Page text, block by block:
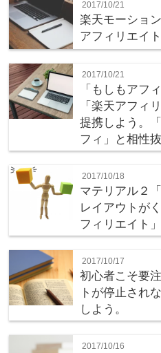
2017/10/21
楽天モーショ
アフィリエイ
2017/10/21
「もしもアフ
「楽天アフィ
提携しよう。
フィ」と相性抜
2017/10/18
マテリアル２
レイアウトが
フィリエイト
2017/10/17
初心者こそ要
トが停止され
しよう。
2017/10/16